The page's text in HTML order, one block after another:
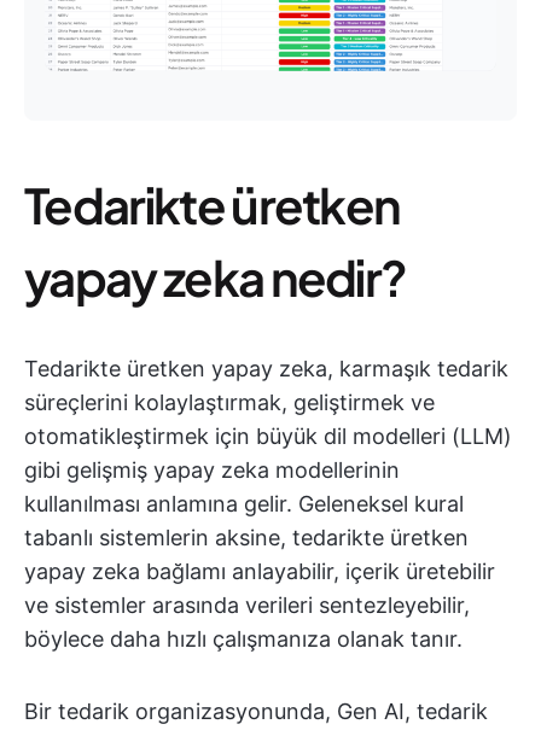
Tedarikte üretken
yapay zeka nedir?
Tedarikte üretken yapay zeka, karmaşık tedarik
süreçlerini kolaylaştırmak, geliştirmek ve
otomatikleştirmek için büyük dil modelleri (LLM)
gibi gelişmiş yapay zeka modellerinin
kullanılması anlamına gelir. Geleneksel kural
tabanlı sistemlerin aksine, tedarikte üretken
yapay zeka bağlamı anlayabilir, içerik üretebilir
ve sistemler arasında verileri sentezleyebilir,
böylece daha hızlı çalışmanıza olanak tanır.
Bir tedarik organizasyonunda, Gen AI, tedarik